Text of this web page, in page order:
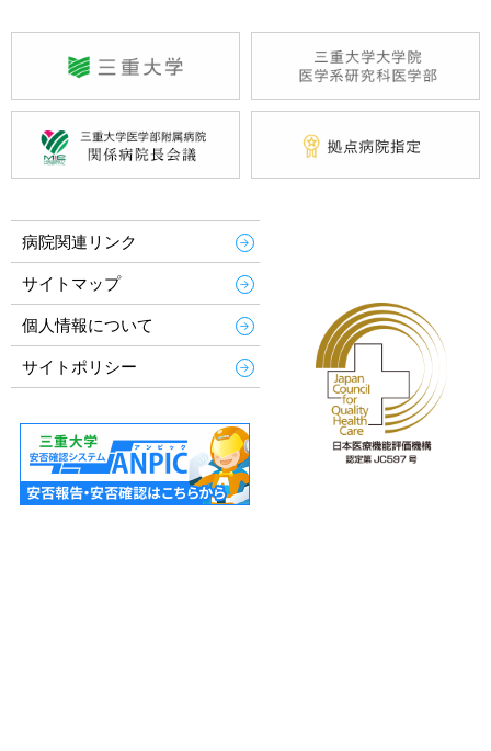
病院関連リンク
サイトマップ
個人情報について
サイトポリシー